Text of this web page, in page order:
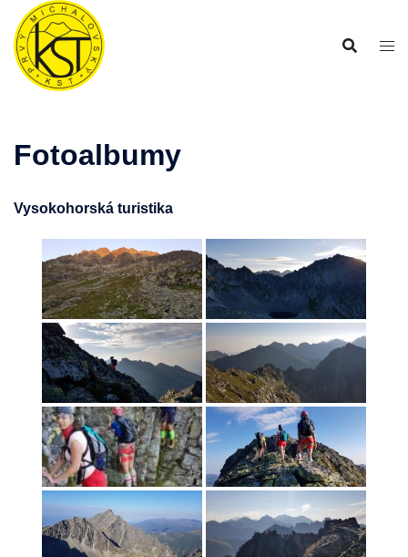
Preskočiť
obsah
Fotoalbumy
Vysokohorská turistika